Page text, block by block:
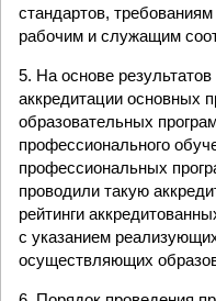
стандартов,
рабочим и служащим
5. На основе
аккредитации основных
образовательных
профессионального
профессиональных
проводили такую
рейтинги
с указанием
осуществляющих